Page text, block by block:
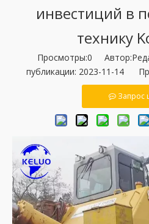
инвестиций в
технику
Просмотры:0
публикации: 2023-11-14
Запрос